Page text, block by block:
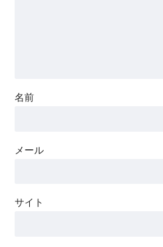
名前
メール
サイト